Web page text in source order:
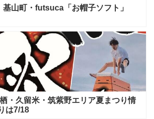
基山町・futsuca「お帽子ソフト」
・久留米・筑紫野エリア夏まつり情
は7/18